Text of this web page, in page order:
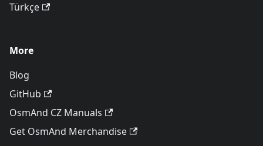
Türkçe
More
Blog
GitHub
OsmAnd CZ Manuals
Get OsmAnd Merchandise